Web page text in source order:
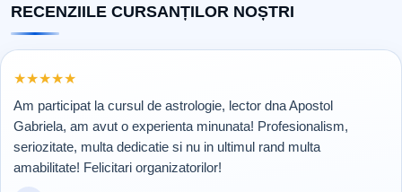
RECENZIILE CURSANȚILOR NOȘTRI
Rating 5 din 5
★★★★★
Am participat la cursul de astrologie, lector dna Apostol
Gabriela, am avut o experienta minunata! Profesionalism,
seriozitate, multa dedicatie si nu in ultimul rand multa
amabilitate! Felicitari organizatorilor!